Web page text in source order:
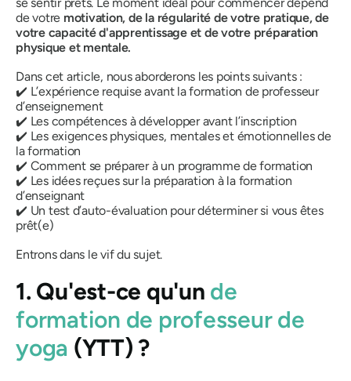
de votre motivation, de la régularité de votre pratique, de
votre capacité d'apprentissage et de votre préparation
physique et mentale.
Dans cet article, nous aborderons les points suivants :
✔️ L’expérience requise avant la formation de professeur
d’enseignement
✔️ Les compétences à développer avant l’inscription
✔️ Les exigences physiques, mentales et émotionnelles de
la formation
✔️ Comment se préparer à un programme de formation
✔️ Les idées reçues sur la préparation à la formation
d’enseignant
✔️ Un test d’auto-évaluation pour déterminer si vous êtes
prêt(e)
Entrons dans le vif du sujet.
1. Qu'est-ce qu'un de
formation de professeur de
yoga (YTT) ?